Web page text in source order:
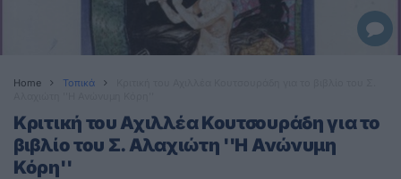
Home Τοπικά
Κριτική του Αχιλλέα Κουτσουράδη για το
βιβλίο του Σ. Αλαχιώτη ''Η Ανώνυμη
Κόρη''